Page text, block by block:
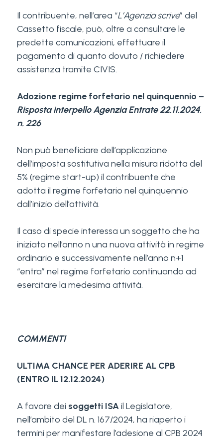
Il contribuente, nell’area “L’Agenzia scrive” del
Cassetto fiscale, può, oltre a consultare le
predette comunicazioni, effettuare il
pagamento di quanto dovuto / richiedere
assistenza tramite CIVIS.
Adozione regime forfetario nel quinquennio –
Risposta interpello Agenzia Entrate 22.11.2024,
n. 226
Non può beneficiare dell’applicazione
dell’imposta sostitutiva nella misura ridotta del
5% (regime start-up) il contribuente che
adotta il regime forfetario nel quinquennio
dall’inizio dell’attività.
Il caso di specie interessa un soggetto che ha
iniziato nell’anno n una nuova attività in regime
ordinario e successivamente nell’anno n+1
“entra” nel regime forfetario continuando ad
esercitare la medesima attività.
COMMENTI
ULTIMA CHANCE PER ADERIRE AL CPB
(ENTRO IL 12.12.2024)
A favore dei soggetti ISAil Legislatore,
nell’ambito del DL n. 167/2024, ha riaperto i
termini per manifestare l’adesione al CPB 2024